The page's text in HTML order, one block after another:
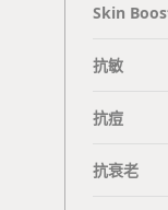
Skin
抗敏
抗痘
抗衰老